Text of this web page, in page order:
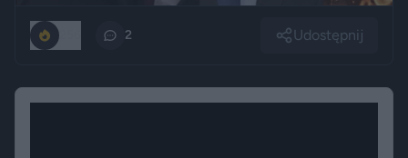
2 Udostępnij